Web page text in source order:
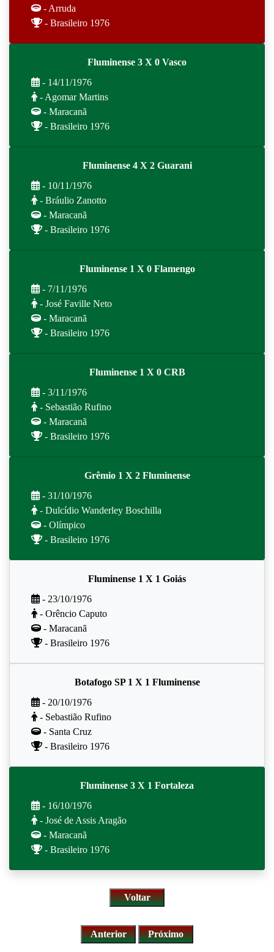
- Arruda
- Brasileiro 1976
Fluminense 3 X 0 Vasco
- 14/11/1976
- Agomar Martins
- Maracanã
- Brasileiro 1976
Fluminense 4 X 2 Guarani
- 10/11/1976
- Bráulio Zanotto
- Maracanã
- Brasileiro 1976
Fluminense 1 X 0 Flamengo
- 7/11/1976
- José Faville Neto
- Maracanã
- Brasileiro 1976
Fluminense 1 X 0 CRB
- 3/11/1976
- Sebastião Rufino
- Maracanã
- Brasileiro 1976
Grêmio 1 X 2 Fluminense
- 31/10/1976
- Dulcídio Wanderley Boschilla
- Olímpico
- Brasileiro 1976
Fluminense 1 X 1 Goiás
- 23/10/1976
- Orêncio Caputo
- Maracanã
- Brasileiro 1976
Botafogo SP 1 X 1 Fluminense
- 20/10/1976
- Sebastião Rufino
- Santa Cruz
- Brasileiro 1976
Fluminense 3 X 1 Fortaleza
- 16/10/1976
- José de Assis Aragão
- Maracanã
- Brasileiro 1976